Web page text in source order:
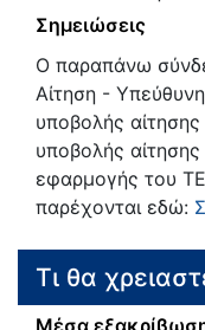
Σημειώσεις
Ο παραπάνω
Αίτηση -
υποβολής
υποβολής
εφαρμογής του
παρέχονται εδώ:
Τι θα